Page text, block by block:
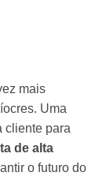
mais
Uma
cliente para
de alta
o futuro do